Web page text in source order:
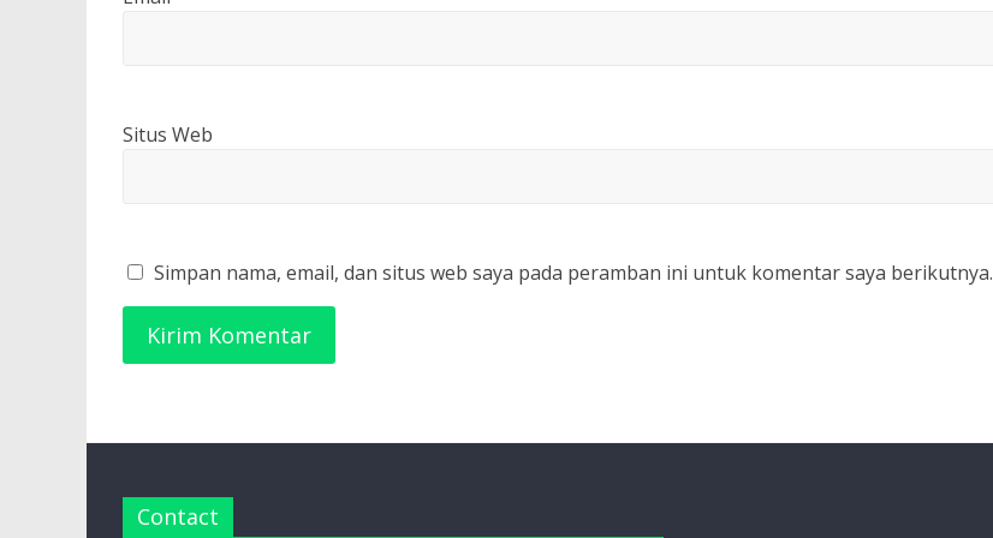
Situs Web
Simpan nama, email, dan situs web saya pada peramban ini untuk komentar saya berikutnya.
Contact